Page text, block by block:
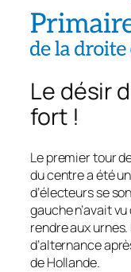
Le désir
fort !
Le premier tour
du centre a été
d’électeurs se
gauche n’avait
rendre aux
d’alternance
de Hollande.